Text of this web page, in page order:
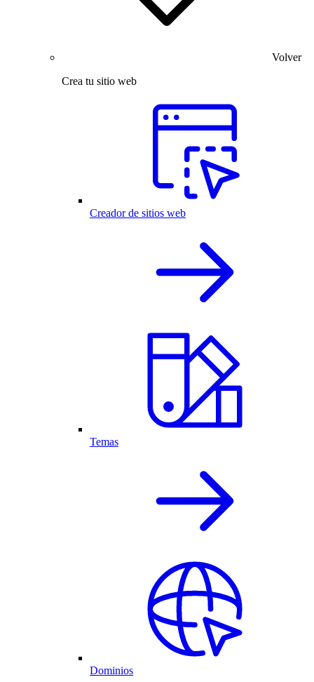
Volver
Crea tu sitio web
Creador de sitios web
Temas
Dominios